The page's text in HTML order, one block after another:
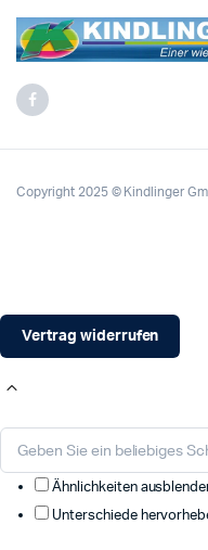
Copyright 2025 © Kindlinger
Vertrag widerrufen
Ähnlichkeiten
Unterschiede